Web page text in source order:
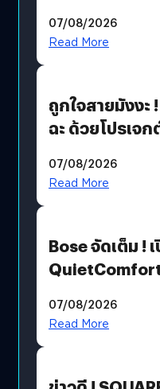
07/08/2026
Read More
ถูกใจสายมังงะ
ฉะ ด้วยโปรเจ
มีภาษาไทยด้วย
07/08/2026
Read More
Bose จัดเต็ม !
07/08/2026
Read More